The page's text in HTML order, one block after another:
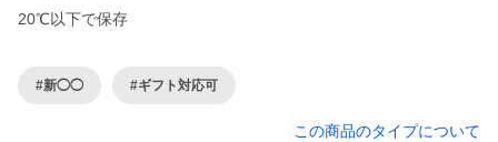
20℃以下で保存
#新◯◯ #ギフト対応可
この商品のタイプについて